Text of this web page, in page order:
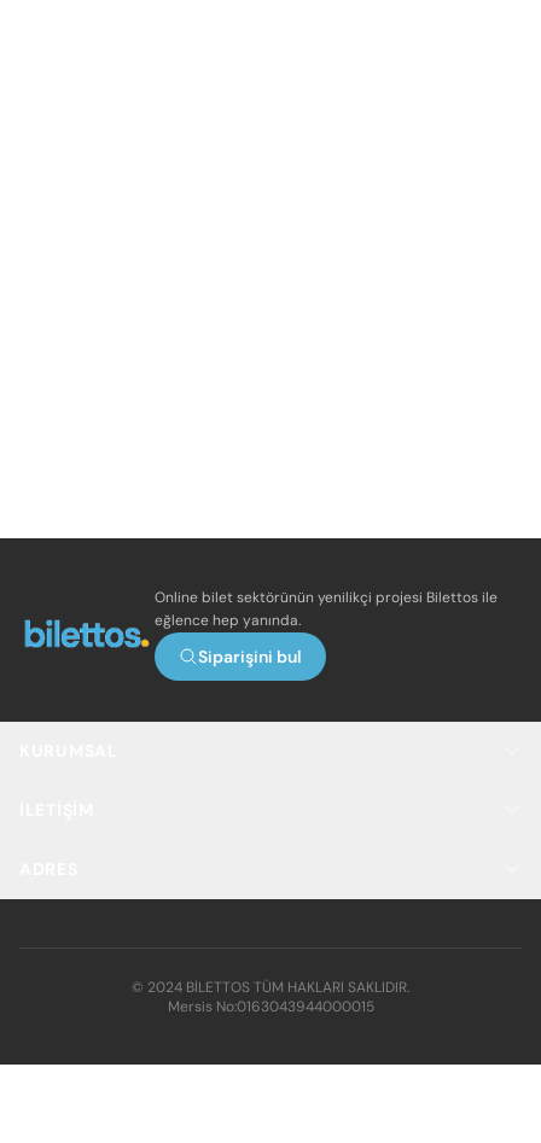
Online bilet sektörünün yenilikçi projesi Bilettos ile
eğlence hep yanında.
Siparişini bul
© 2024 BİLETTOS TÜM HAKLARI SAKLIDIR.
Mersis No:0163043944000015